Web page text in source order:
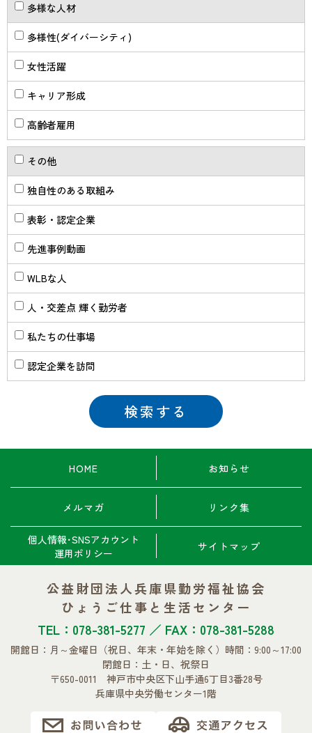
多様な人材
多様性(ダイバーシティ)
女性活躍
キャリア形成
高齢者雇用
その他
独自性のある取組み
表彰・認定企業
先進事例動画
WLBな人
人・交差点 輝く勤労者
私たちの仕事場
認定企業を訪問
HOME お知らせ
メルマガ リンク集
個人情報･SNSアカウント
運用ポリシー
サイトマップ
公益財団法人兵庫県勤労福祉協会
ひょうご仕事と生活センター
TEL：078-381-5277 ／ FAX：078-381-5288
開館日：月～金曜日 （祝日、年末・年始を除く） 時間：9:00～17:00
閉館日：土・日、祝祭日
〒650-0011 神戸市中央区下山手通6丁目3番28号
兵庫県中央労働センター1階